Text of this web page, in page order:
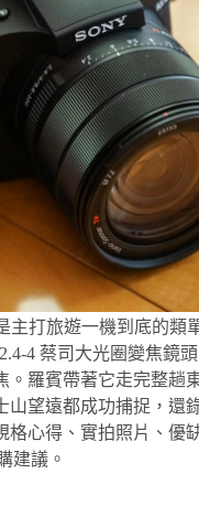
主打旅遊一機到底的類
4 蔡司大光圈變焦鏡
。羅賓帶著它走完整趟
山望遠都成功捕捉，還
格心得、實拍照片、優
建議。